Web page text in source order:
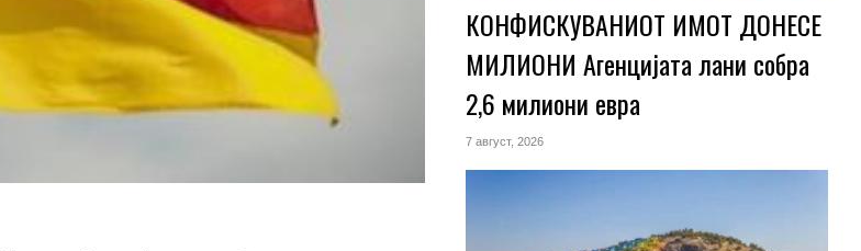
КОНФИСКУВАНИОТ ИМОТ ДОНЕСЕ
МИЛИОНИ Агенцијата лани собра
2,6 милиони евра
7 август, 2026